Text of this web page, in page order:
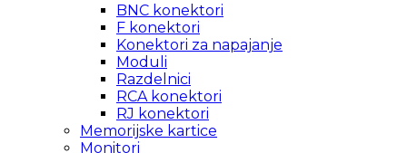
BNC konektori
F konektori
Konektori za napajanje
Moduli
Razdelnici
RCA konektori
RJ konektori
Memorijske kartice
Monitori